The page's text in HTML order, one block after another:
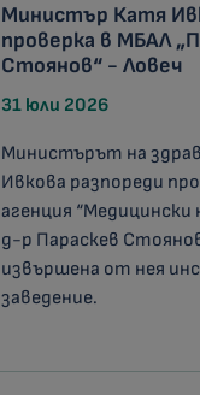
Министър Катя
проверка в МБАЛ
Стоянов“ - Ловеч
31 юли 2026
Министърът на
Ивкова разпореди
агенция
д-р Параскев
извършена от нея
заведение.